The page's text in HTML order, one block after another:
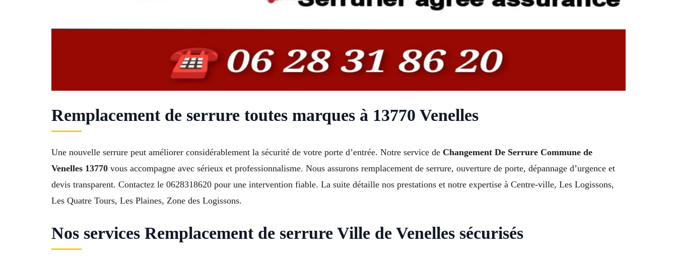
Remplacement de serrure toutes marques à 13770 Venelles
Une nouvelle serrure peut améliorer considérablement la sécurité de votre porte d’entrée. Notre service de Changement De Serrure Commune de
Venelles 13770 vous accompagne avec sérieux et professionnalisme. Nous assurons remplacement de serrure, ouverture de porte, dépannage d’urgence et
devis transparent. Contactez le 0628318620 pour une intervention fiable. La suite détaille nos prestations et notre expertise à Centre-ville, Les Logissons,
Les Quatre Tours, Les Plaines, Zone des Logissons.
Nos services Remplacement de serrure Ville de Venelles sécurisés